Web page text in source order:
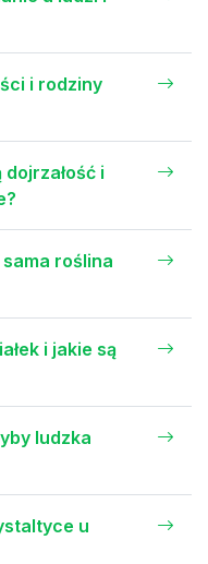
i rodziny
i
roślina
i jakie są
ludzka
u